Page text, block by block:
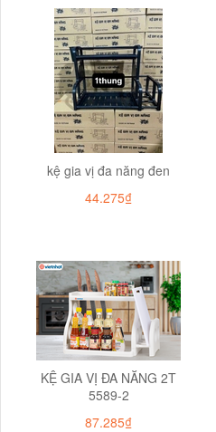
kệ gia vị đa năng đen
44.275₫
KỆ GIA VỊ ĐA NĂNG 2T
5589-2
87.285₫